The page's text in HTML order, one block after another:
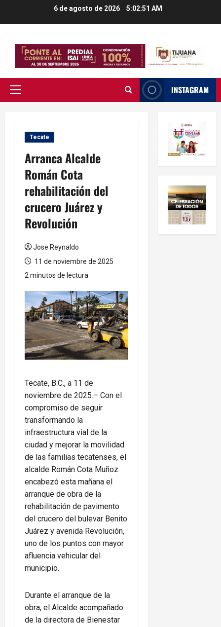
6 de agosto de 2026 5:02:52 AM
Menú
INSTAGRAM
Tecate
Arranca Alcalde
Román Cota
rehabilitación del
crucero Juárez y
Revolución
Jose Reynaldo
11 de noviembre de 2025
2 minutos de lectura
Tecate, B.C., a 11 de
noviembre de 2025.– Con el
compromiso de seguir
transformando la
infraestructura vial de la
ciudad y mejorar la movilidad
de las familias tecatenses, el
alcalde Román Cota Muñoz
encabezó esta mañana el
arranque de obra de la
rehabilitación de pavimento
del crucero del bulevar Benito
Juárez y avenida Revolución,
uno de los puntos con mayor
afluencia vehicular del
municipio.
Durante el arranque de la
obra, el Alcalde acompañado
de la directora de Bienestar